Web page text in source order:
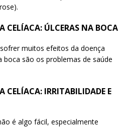
CELÍACA: ÚLCERAS NA BOCA
muitos efeitos da doença
boca são os problemas de saúde
CELÍACA: IRRITABILIDADE E
é algo fácil, especialmente